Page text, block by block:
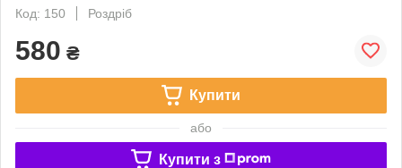
Код: 150
Роздріб
580 ₴
Купити
або
Купити з